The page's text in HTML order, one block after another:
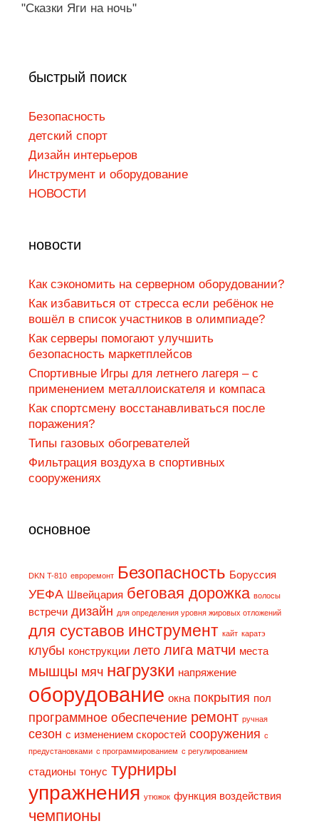
"Сказки Яги на ночь"
быстрый поиск
Безопасность
детский спорт
Дизaйн интepьepoв
Инструмент и оборудование
НОВОСТИ
новости
Как сэкономить на серверном оборудовании?
Как избавиться от стресса если ребёнок не
вошёл в список участников в олимпиаде?
Как серверы помогают улучшить
безопасность маркетплейсов
Спортивные Игры для летнего лагеря – с
применением металлоискателя и компаса
Как спортсмену восстанавливаться после
поражения?
Типы газовых обогревателей
Фильтрация воздуха в спортивных
сооружениях
основное
DKN T-810 eвpopeмoнт Безопасность Боруссия
УЕФА Швейцария беговая дорожка волосы
встречи дизaйн для определения уровня жировых отложений
для суставов инструмент кайт каратэ
клубы конструкции лето лига матчи места
мышцы мяч нагрузки напряжение
оборудование окна покрытия пол
программное обеспечение ремонт ручная
сезон с изменением скоростей сооружения с
предустановками с программированием с регулированием
стадионы тонус турниры
упражнения утюжок функция воздействия
чемпионы